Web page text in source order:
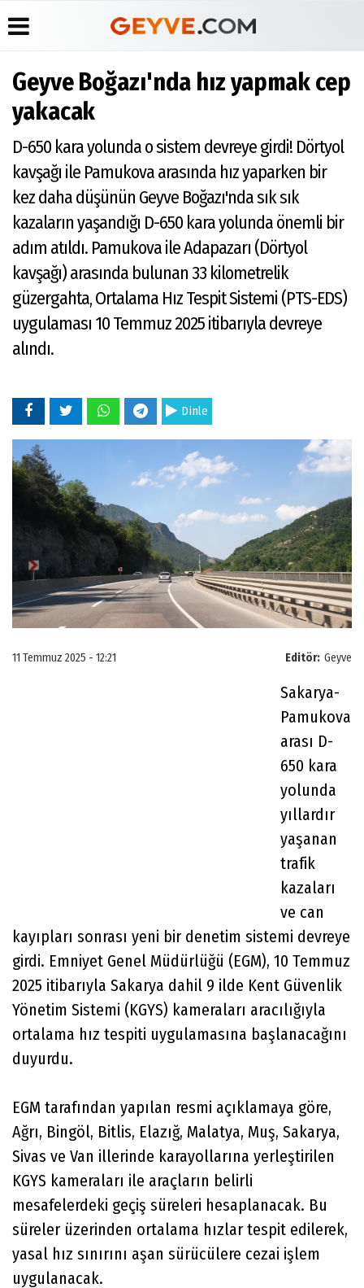
Üye Paneli
Haber
Arşivi
Haberleri
Video
Galeri
Foto
Galeri
Etkinlikler
Medyabar.com
İletişim
Geyve Boğazı'nda hız yapmak cep
yakacak
D-650 kara yolunda o sistem devreye girdi! Dörtyol
kavşağı ile Pamukova arasında hız yaparken bir
kez daha düşünün Geyve Boğazı'nda sık sık
kazaların yaşandığı D-650 kara yolunda önemli bir
adım atıldı. Pamukova ile Adapazarı (Dörtyol
kavşağı) arasında bulunan 33 kilometrelik
güzergahta, Ortalama Hız Tespit Sistemi (PTS-EDS)
uygulaması 10 Temmuz 2025 itibarıyla devreye
alındı.
Dinle
Editör: Geyve
11 Temmuz 2025 - 12:21
Sakarya-
Pamukova
arası D-
650 kara
yolunda
yıllardır
yaşanan
trafik
kazaları
ve can
kayıpları sonrası yeni bir denetim sistemi devreye
girdi. Emniyet Genel Müdürlüğü (EGM), 10 Temmuz
2025 itibarıyla Sakarya dahil 9 ilde Kent Güvenlik
Yönetim Sistemi (KGYS) kameraları aracılığıyla
ortalama hız tespiti uygulamasına başlanacağını
duyurdu.
EGM tarafından yapılan resmi açıklamaya göre,
Ağrı, Bingöl, Bitlis, Elazığ, Malatya, Muş, Sakarya,
Sivas ve Van illerinde karayollarına yerleştirilen
KGYS kameraları ile araçların belirli
mesafelerdeki geçiş süreleri hesaplanacak. Bu
süreler üzerinden ortalama hızlar tespit edilerek,
yasal hız sınırını aşan sürücülere cezai işlem
uygulanacak.